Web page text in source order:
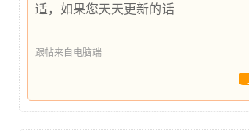
适，如果您天天更新的话
跟帖来自电脑端